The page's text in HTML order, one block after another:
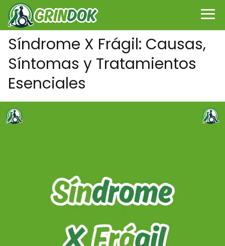
Síndrome X Frágil: Causas,
Síntomas y Tratamientos
Esenciales